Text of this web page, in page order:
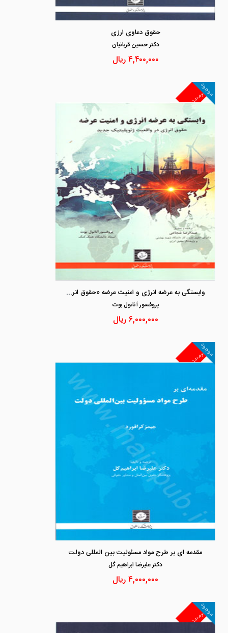
حقوق دعاوی ارزی
دكتر حسين قربانيان
۴,۴۰۰,۰۰۰ریال
غیرمجد
موجود
وابستگی به عرضه انرژی و امنیت عرضه «حقوق انرژی در واقعیت ژئوپولتیک جدید»
پروفسور آناتول بوت
۶,۰۰۰,۰۰۰ریال
غیرمجد
موجود
مقدمه ای بر طرح مواد مسئولیت بین المللی دولت
دكتر عليرضا ابراهيم گل
۴,۰۰۰,۰۰۰ریال
غیرمجد
موجود